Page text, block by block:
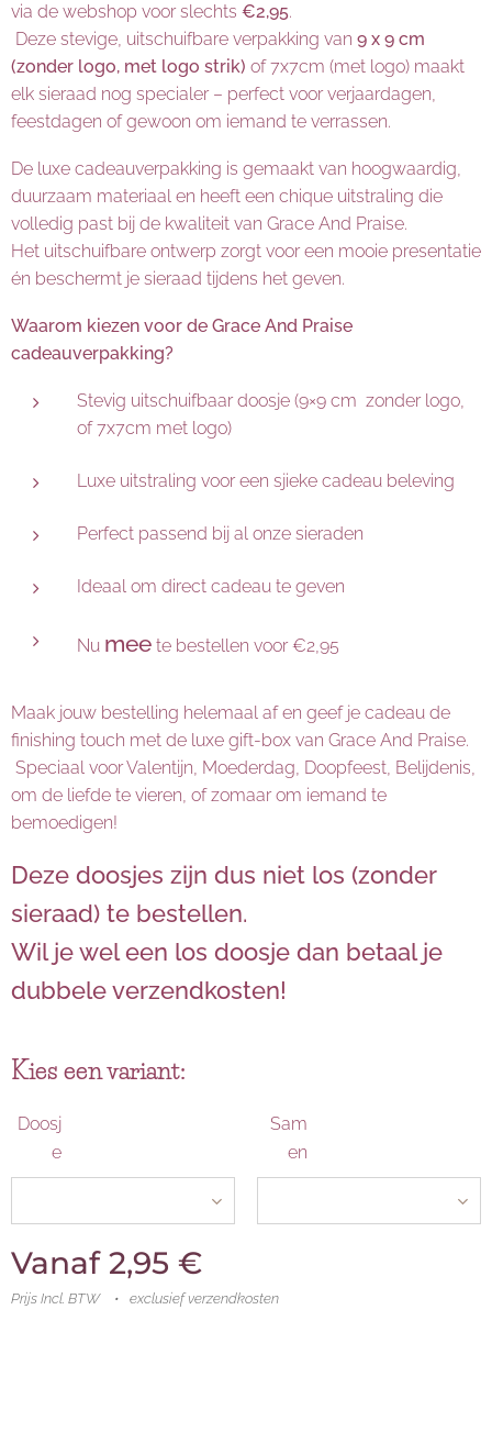
via de webshop voor slechts €2,95.
Deze stevige, uitschuifbare verpakking van 9 x 9 cm
(zonder logo, met logo strik) of 7x7cm (met logo) maakt
elk sieraad nog specialer – perfect voor verjaardagen,
feestdagen of gewoon om iemand te verrassen.
De luxe cadeauverpakking is gemaakt van hoogwaardig,
duurzaam materiaal en heeft een chique uitstraling die
volledig past bij de kwaliteit van Grace And Praise.
Het uitschuifbare ontwerp zorgt voor een mooie presentatie
én beschermt je sieraad tijdens het geven.
Waarom kiezen voor de Grace And Praise
cadeauverpakking?
Stevig uitschuifbaar doosje (9×9 cm zonder logo,
of 7x7cm met logo)
Luxe uitstraling voor een sjieke cadeau beleving
Perfect passend bij al onze sieraden
Ideaal om direct cadeau te geven
Nu mee te bestellen voor €2,95
Maak jouw bestelling helemaal af en geef je cadeau de
finishing touch met de luxe gift-box van Grace And Praise.
Speciaal voor Valentijn, Moederdag, Doopfeest, Belijdenis,
om de liefde te vieren, of zomaar om iemand te
bemoedigen!
Deze doosjes zijn dus niet los (zonder
sieraad) te bestellen.
Wil je wel een los doosje dan betaal je
dubbele verzendkosten!
Kies een variant:
Doosj
e
Sam
en
Vanaf 2,95 €
Prijs Incl. BTW exclusief verzendkosten